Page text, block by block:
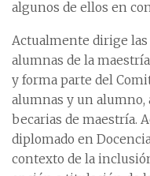
algunos de ellos en
Actualmente dirige
alumnas de la
y forma parte del
alumnas y un alumno,
becarias de maestría.
diplomado en
contexto de la